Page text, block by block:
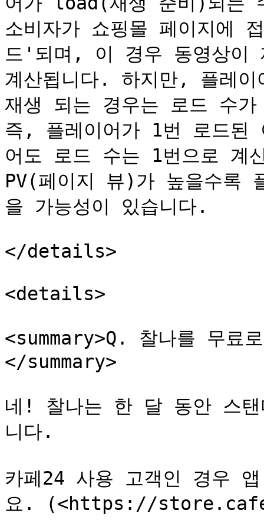
소비자가 쇼핑몰 페이지에
드'되며, 이 경우 동영상이
계산됩니다. 하지만, 플레
재생 되는 경우는 로드 수
즉, 플레이어가 1번 로드된
어도 로드 수는 1번으로 계
PV(페이지 뷰)가 높을수록
을 가능성이 있습니다.
</details>
<details>
<summary>Q. 찰나를 무료
</summary>
네! 찰나는 한 달 동안 스탠
니다.
카페24 사용 고객인 경우
요. (<https://